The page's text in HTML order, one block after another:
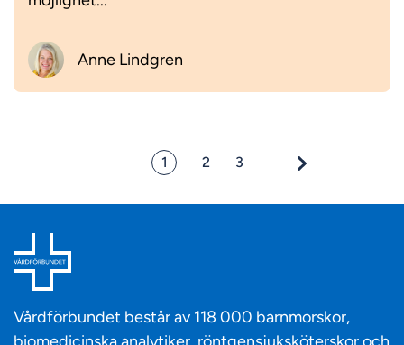
Anne Lindgren
1 2 3
Vårdförbundet består av 118 000 barnmorskor,